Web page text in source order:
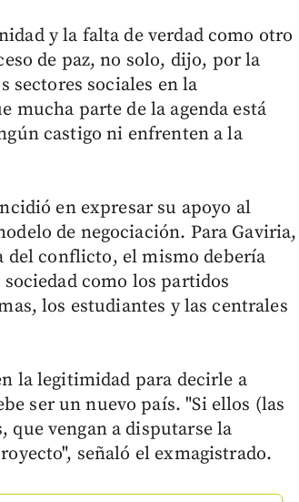
y la falta de verdad como otro
de paz, no solo, dijo, por la
sectores sociales en la
mucha parte de la agenda está
castigo ni enfrenten a la
en expresar su apoyo al
de negociación. Para Gaviria,
del conflicto, el mismo debería
como los partidos
los estudiantes y las centrales
la legitimidad para decirle a
ser un nuevo país. "Si ellos (las
vengan a disputarse la
señaló el exmagistrado.